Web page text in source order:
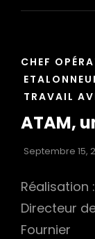
CAT
LINKS
CHEF
TRAVAIL
ATAM,
Septembre 15,
Réalisation
Directeur
Fournier